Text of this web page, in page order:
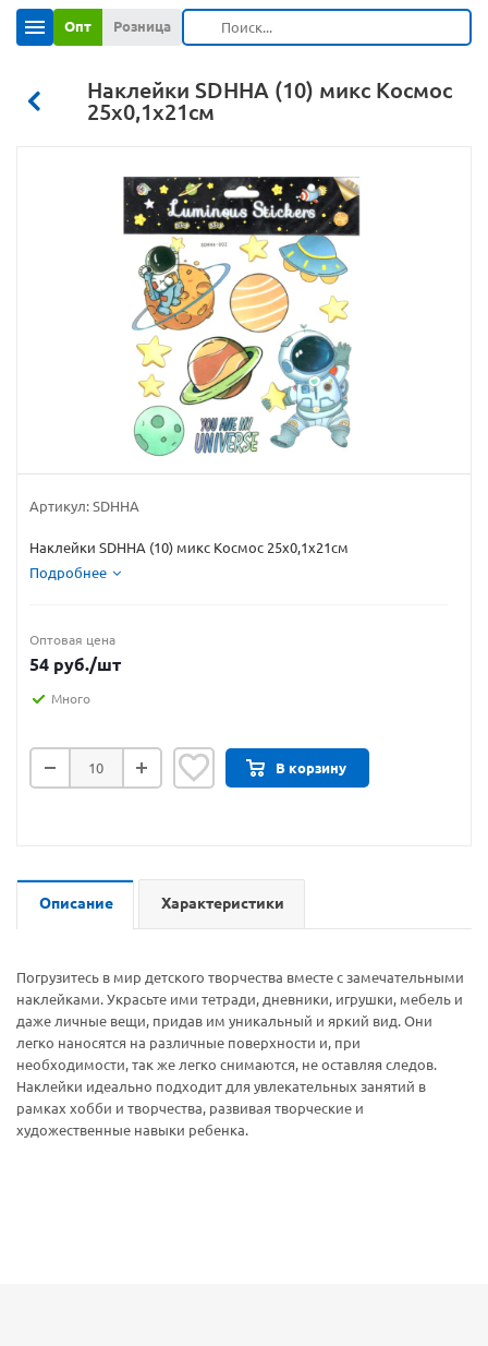
Опт Розница
Наклейки SDHHA (10) микс Космос
25х0,1х21см
Артикул: SDHHA
Наклейки SDHHA (10) микс Космос 25х0,1х21см
Подробнее
Оптовая цена
54 руб./шт
Много
В корзину
Описание Характеристики
Погрузитесь в мир детского творчества вместе с замечательными
наклейками. Украсьте ими тетради, дневники, игрушки, мебель и
даже личные вещи, придав им уникальный и яркий вид. Они
легко наносятся на различные поверхности и, при
необходимости, так же легко снимаются, не оставляя следов.
Наклейки идеально подходит для увлекательных занятий в
рамках хобби и творчества, развивая творческие и
художественные навыки ребенка.